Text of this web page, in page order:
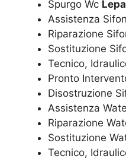
Spurgo Wc
Assistenza
Riparazione
Sostituzione
Tecnico,
Pronto
Disostruzione
Assistenza
Riparazione
Sostituzione
Tecnico,